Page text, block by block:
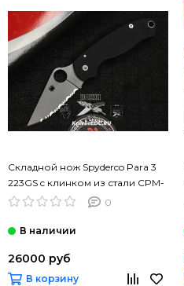
Складной нож Spyderco Para 3
223GS c клинком из стали CPM-
S45VN, рукоять G10 0
26000 руб
В корзину